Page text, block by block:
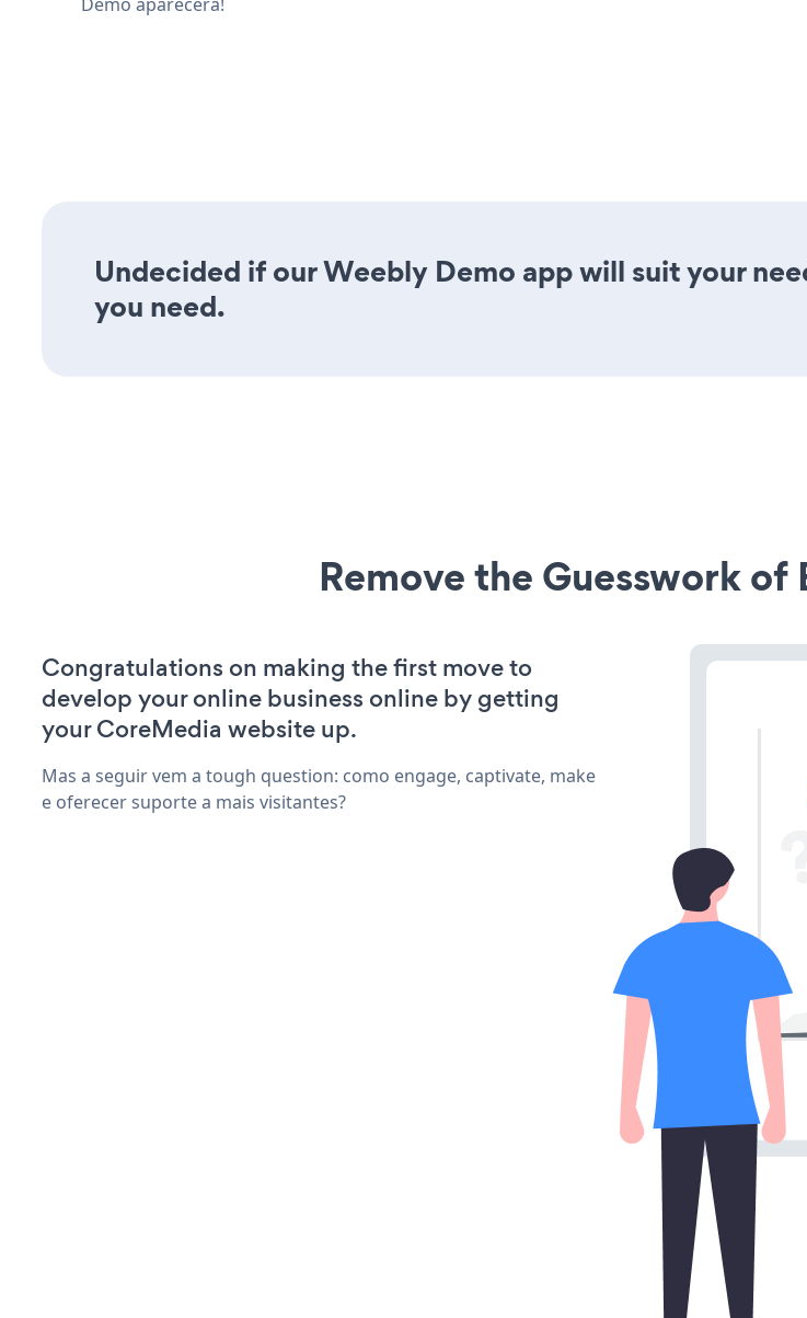
Undecided if our Weebly Demo app will suit your
you need.
Remove the Guesswork
Congratulations on making the first move to
develop your online business online by getting
your CoreMedia website up.
Mas a seguir vem a tough question: como engage, captivate, make
e oferecer suporte a mais visitantes?